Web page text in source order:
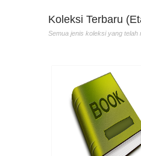
Koleksi Terbaru
Semua jenis koleksi yang telah
Meraih Cita-Cita
Penulis :Anink
Penerbit :Puspa
Th.Terbit :2011